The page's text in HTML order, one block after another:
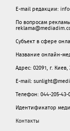
E-mail редакции:
По вопросам
Субъект в сфере
Название онлайн-
Адрес: 02091, г.
E-mail:
Телефон: 044-205-43-
Идентификатор
Контакты